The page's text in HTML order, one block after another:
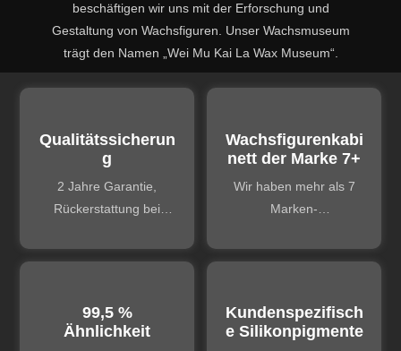
beschäftigen wir uns mit der Erforschung und
Gestaltung von Wachsfiguren. Unser Wachsmuseum
trägt den Namen „Wei Mu Kai La Wax Museum“.
Qualitätssicherun
g
2 Jahre Garantie,
Rückerstattung bei
Lebenslanger
Wachsfigurenkabi
nett der Marke 7+
Wir haben mehr als 7
Marken-
gebaut und betreiben
ausgetauscht werden.
99,5 %
Ähnlichkeit
Kundenspezifisch
e Silikonpigmente